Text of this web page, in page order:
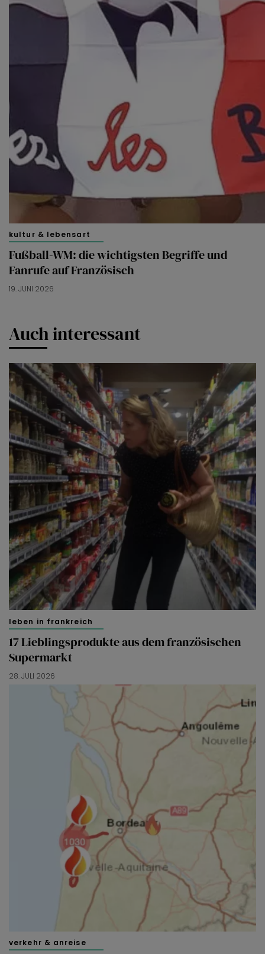
kultur & lebensart
Fußball-WM: die wichtigsten Begriffe und
Fanrufe auf Französisch
19. JUNI 2026
Auch interessant
leben in frankreich
17 Lieblingsprodukte aus dem französischen
Supermarkt
28. JULI 2026
verkehr & anreise